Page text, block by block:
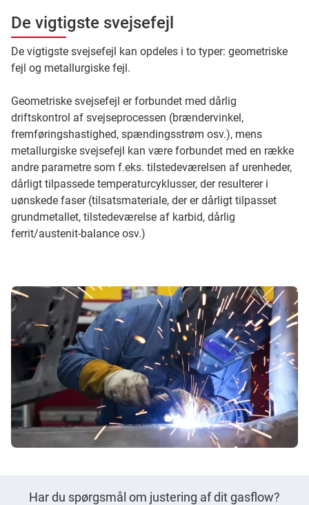
De vigtigste svejsefejl
De vigtigste svejsefejl kan opdeles i to typer: geometriske
fejl og metallurgiske fejl.
Geometriske svejsefejl er forbundet med dårlig
driftskontrol af svejseprocessen (brændervinkel,
fremføringshastighed, spændingsstrøm osv.), mens
metallurgiske svejsefejl kan være forbundet med en række
andre parametre som f.eks. tilstedeværelsen af urenheder,
dårligt tilpassede temperaturcyklusser, der resulterer i
uønskede faser (tilsatsmateriale, der er dårligt tilpasset
grundmetallet, tilstedeværelse af karbid, dårlig
ferrit/austenit-balance osv.)
Har du spørgsmål om justering af dit gasflow?